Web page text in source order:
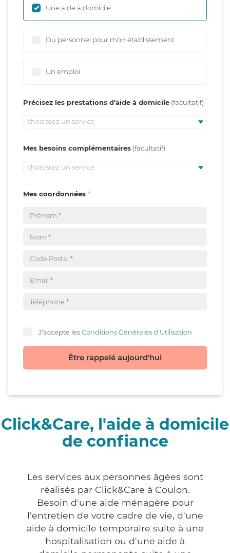
Une aide à domicile
Du personnel pour mon établissement
Un emploi
Précisez les prestations d'aide à domicile
choisissez un service
Mes besoins complémentaires
choisissez un service
Mes coordonnées
J'accepte lesConditions Générales d'Utilisation
Être rappelé aujourd'hui
Click&Care, l'aide à domicile
de confiance
Les services aux personnes âgées sont
réalisés par Click&Care à Coulon.
Besoin d'une aide ménagère pour
l'entretien de votre cadre de vie, d'une
aide à domicile temporaire suite à une
hospitalisation ou d'une aide à